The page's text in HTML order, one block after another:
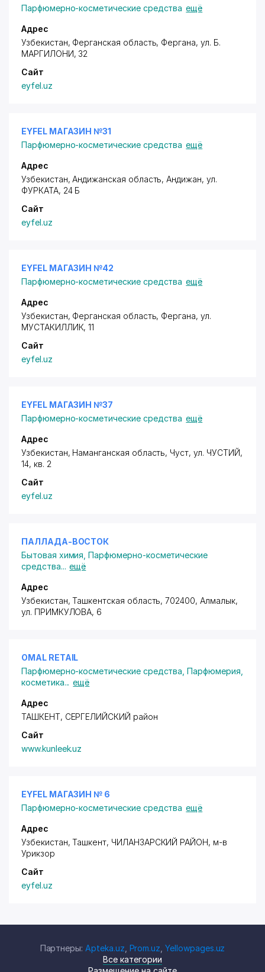
Парфюмерно-косметические средства ещё
Адрес
Узбекистан, Ферганская область, Фергана, ул. Б.
МАРГИЛОНИ, 32
Сайт
eyfel.uz
EYFEL МАГАЗИН №31
Парфюмерно-косметические средства ещё
Адрес
Узбекистан, Андижанская область, Андижан, ул.
ФУРКАТА, 24 Б
Сайт
eyfel.uz
EYFEL МАГАЗИН №42
Парфюмерно-косметические средства ещё
Адрес
Узбекистан, Ферганская область, Фергана, ул.
МУСТАКИЛЛИК, 11
Сайт
eyfel.uz
EYFEL МАГАЗИН №37
Парфюмерно-косметические средства ещё
Адрес
Узбекистан, Наманганская область, Чуст, ул. ЧУСТИЙ,
14, кв. 2
Сайт
eyfel.uz
ПАЛЛАДА-ВОСТОК
Бытовая химия ,Парфюмерно-косметические
средства... ещё
Адрес
Узбекистан, Ташкентская область, 702400, Алмалык,
ул. ПРИМКУЛОВА, 6
OMAL RETAIL
Парфюмерно-косметические средства ,Парфюмерия,
косметика... ещё
Адрес
ТАШКЕНТ, СЕРГЕЛИЙСКИЙ район
Сайт
www.kunleek.uz
EYFEL МАГАЗИН № 6
Парфюмерно-косметические средства ещё
Адрес
Узбекистан, Ташкент, ЧИЛАНЗАРСКИЙ РАЙОН, м-в
Урикзор
Сайт
eyfel.uz
Партнеры: Apteka.uz Prom.uz ,Yellowpages.uz
Все категории